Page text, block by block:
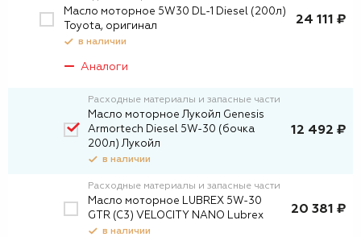
Масло моторное 5W30 DL-1 Diesel (200л)
Toyota, оригинал
в наличии
24 111 ₽
Аналоги
Расходные материалы и запасные части
Масло моторное Лукойл Genesis
Armortech Diesel 5W-30 (бочка
200л) Лукойл
в наличии
12 492 ₽
Расходные материалы и запасные части
Масло моторное LUBREX 5W-30
GTR (C3) VELOCITY NANO Lubrex
в наличии
20 381 ₽